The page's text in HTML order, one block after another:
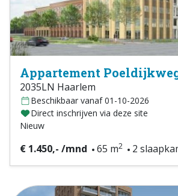
Appartement
2035LN Haarlem
Beschikbaar vanaf 01-10-2026
Direct inschrijven via deze site
Nieuw
€ 1.450,- /mnd 65 m2 2